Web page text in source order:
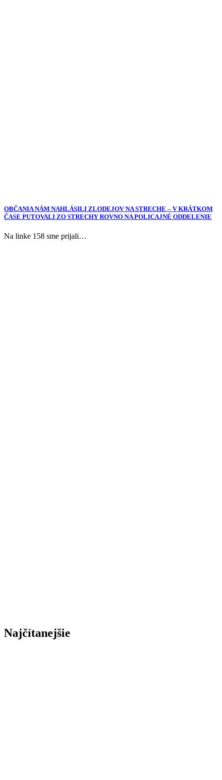
OBČANIA NÁM NAHLÁSILI ZLODEJOV NA STRECHE – V KRÁTKOM
ČASE PUTOVALI ZO STRECHY ROVNO NA POLICAJNÉ ODDELENIE
Na linke 158 sme prijali…
Najčítanejšie